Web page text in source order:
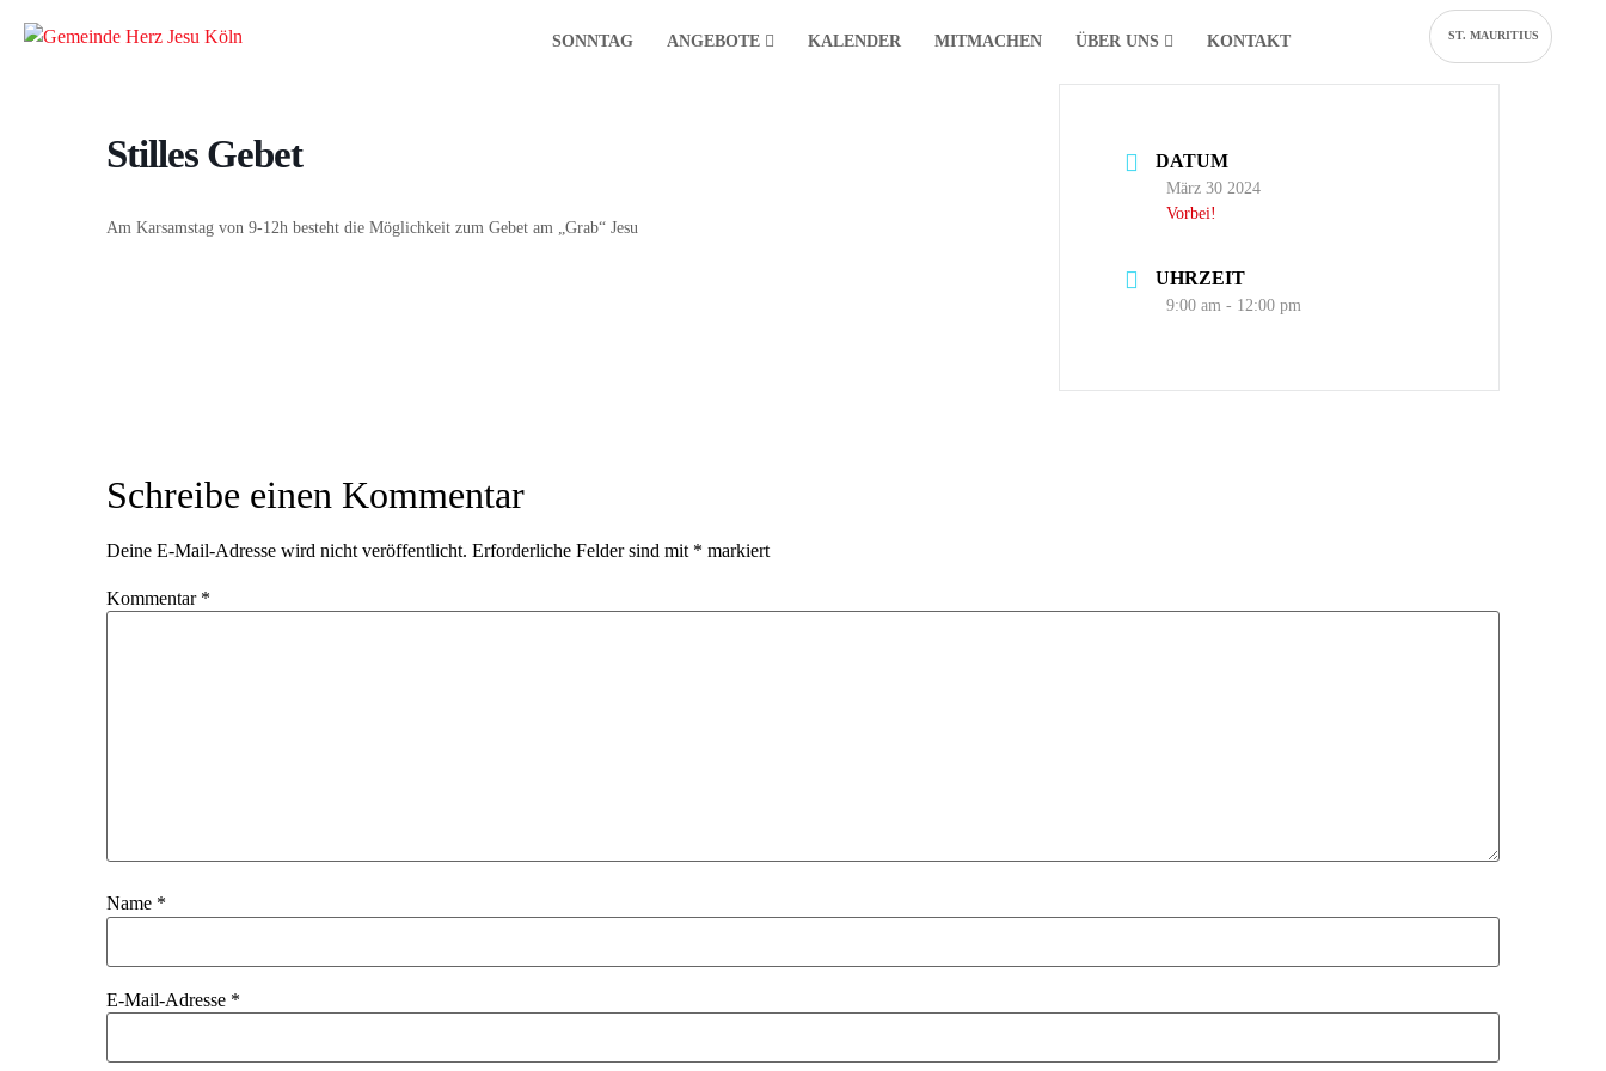
SONNTAG ANGEBOTE KALENDER MITMACHEN ÜBER UNS KONTAKT ST. MAURITIUS
Stilles Gebet
Am Karsamstag von 9-12h besteht die Möglichkeit zum Gebet am „Grab“ Jesu
DATUM
März 30 2024
Vorbei!
UHRZEIT
9:00 am - 12:00 pm
Schreibe einen Kommentar
Deine E-Mail-Adresse wird nicht veröffentlicht. Erforderliche Felder sind mit * markiert
Kommentar *
Name *
E-Mail-Adresse *